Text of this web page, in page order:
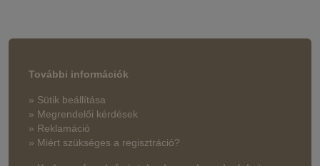
További információk
» Sütik beállítása
» Megrendelői kérdések
» Reklamáció
» Miért szükséges a regisztráció?